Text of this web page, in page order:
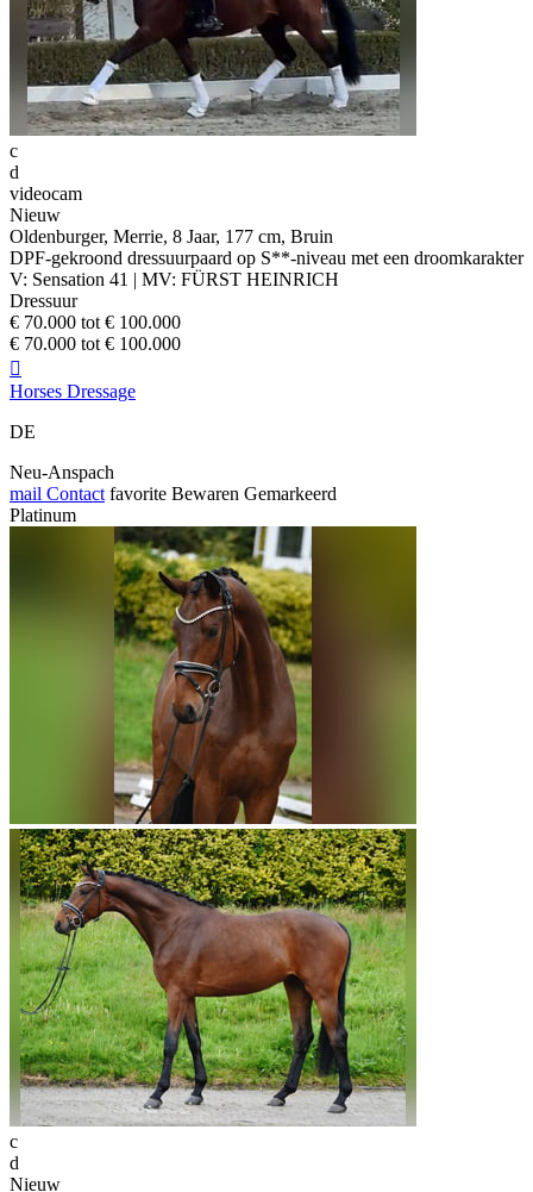
c
d
videocam
Nieuw
Oldenburger, Merrie, 8 Jaar, 177 cm, Bruin
DPF-gekroond dressuurpaard op S**-niveau met een droomkarakter
V: Sensation 41 | MV: FÜRST HEINRICH
Dressuur
€ 70.000 tot € 100.000
€ 70.000 tot € 100.000

Horses Dressage
DE
Neu-Anspach
mail Contact favorite Bewaren Gemarkeerd
Platinum
c
d
Nieuw